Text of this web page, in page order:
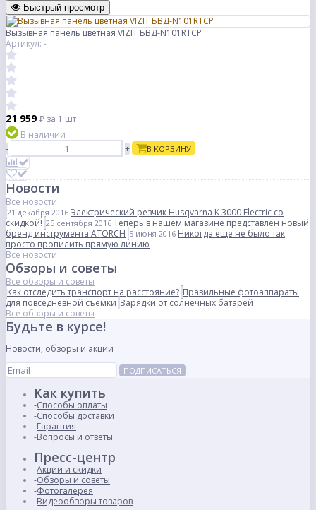
Быстрый просмотр
Вызывная панель цветная VIZIT БВД-N101RTCP
Артикул: -
21 959₽ за 1 шт
В наличии
-
+ В КОРЗИНУ
Новости
Все новости
21 декабря 2016 Электрический резчик Husqvarna K 3000 Electric со
скидкой! 25 сентября 2016 Теперь в нашем магазине представлен новый
бренд инструмента ATORCH 5 июня 2016 Никогда еще не было так
просто пропилить прямую линию
Все новости
Обзоры и советы
Все обзоры и советы
Как отследить транспорт на расстояние? Правильные фотоаппараты
для повседневной съемки Зарядки от солнечных батарей
Все обзоры и советы
Будьте в курсе!
Новости, обзоры и акции
ПОДПИСАТЬСЯ
Как купить
Способы оплаты
Способы доставки
Гарантия
Вопросы и ответы
Пресс-центр
Акции и скидки
Обзоры и советы
Фотогалерея
Видеообзоры товаров